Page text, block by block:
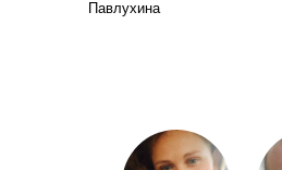
Павлухина